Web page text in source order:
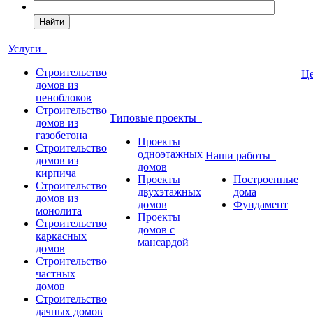
Найти
Услуги
Строительство
домов из
пеноблоков
Строительство
домов из
газобетона
Строительство
домов из
кирпича
Строительство
домов из
монолита
Строительство
каркасных
домов
Строительство
частных
домов
Строительство
дачных домов
Типовые проекты
Проекты
одноэтажных
домов
Проекты
двухэтажных
домов
Проекты
домов с
мансардой
Наши работы
Построенные
дома
Фундамент